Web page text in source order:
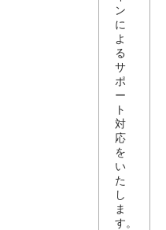
ン
に
よ
る
サ
ポ
ー
ト
対
応
を
い
た
し
ま
す。